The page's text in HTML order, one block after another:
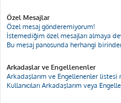
Özel Mesajlar
Özel mesaj gönderemiyorum!
İstemediğim özel mesajları almaya
Bu mesaj panosunda herhangi
Arkadaşlar ve Engellenenler
Arkadaşlarım ve Engellenenler listesi
Kullanıcıları Arkadaşlarım veya